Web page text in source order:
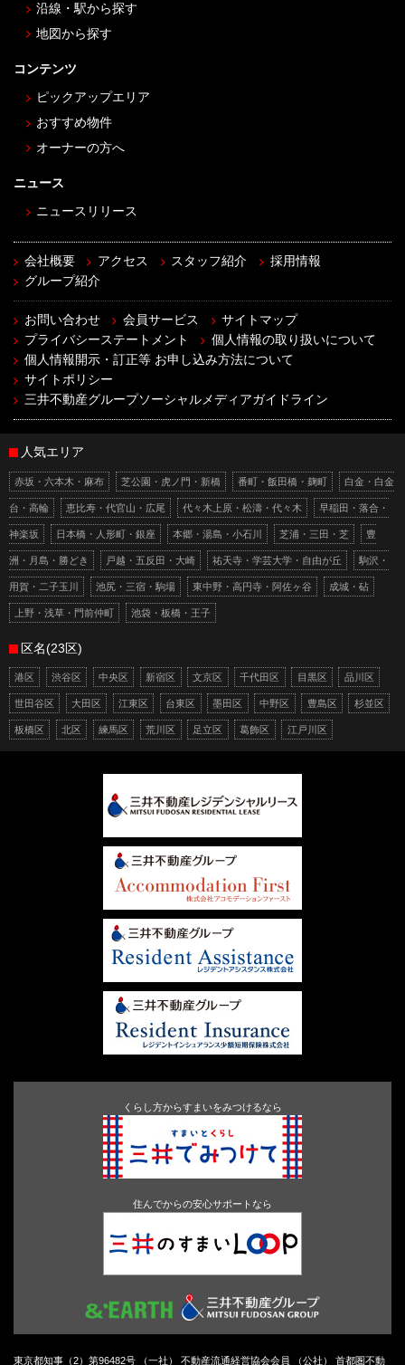
沿線・駅から探す
地図から探す
コンテンツ
ピックアップエリア
おすすめ物件
オーナーの方へ
ニュース
ニュースリリース
会社概要 アクセス スタッフ紹介
採用情報
グループ紹介
お問い合わせ 会員サービス
サイトマップ
プライバシーステートメント
個人情報の取り扱いについて
個人情報開示・訂正等 お申し込み方法について
サイトポリシー
三井不動産グループソーシャルメディアガイドライン
人気エリア
赤坂・六本木・麻布 芝公園・虎ノ門・新橋 番町・飯田橋・麹町 白金・白金
台・高輪 恵比寿・代官山・広尾 代々木上原・松濤・代々木 早稲田・落合・
神楽坂 日本橋・人形町・銀座 本郷・湯島・小石川 芝浦・三田・芝 豊
洲・月島・勝どき 戸越・五反田・大崎 祐天寺・学芸大学・自由が丘 駒沢・
用賀・二子玉川 池尻・三宿・駒場 東中野・高円寺・阿佐ヶ谷 成城・砧
上野・浅草・門前仲町 池袋・板橋・王子
区名(23区)
港区 渋谷区 中央区 新宿区 文京区 千代田区 目黒区 品川区
世田谷区 大田区 江東区 台東区 墨田区 中野区 豊島区 杉並区
板橋区 北区 練馬区 荒川区 足立区 葛飾区 江戸川区
くらし方からすまいをみつけるなら
住んでからの安心サポートなら
東京都知事（2）第96482号 （一社） 不動産流通経営協会会員 （公社） 首都圏不動